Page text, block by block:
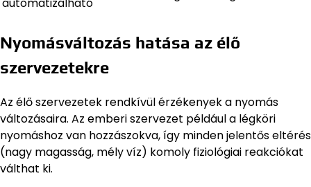
Nyomásváltozás hatása az élő
szervezetekre
Az élő szervezetek rendkívül érzékenyek a nyomás
változásaira. Az emberi szervezet például a légköri
nyomáshoz van hozzászokva, így minden jelentős eltérés
(nagy magasság, mély víz) komoly fiziológiai reakciókat
válthat ki.